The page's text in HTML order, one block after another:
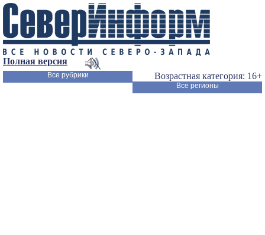
Полная версия
Возрастная категория: 16+
Все рубрики
Все регионы